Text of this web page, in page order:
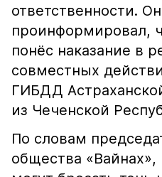
ответственности.
проинформировал,
понёс наказание в
совместных
ГИБДД
из Чеченской
По словам
общества